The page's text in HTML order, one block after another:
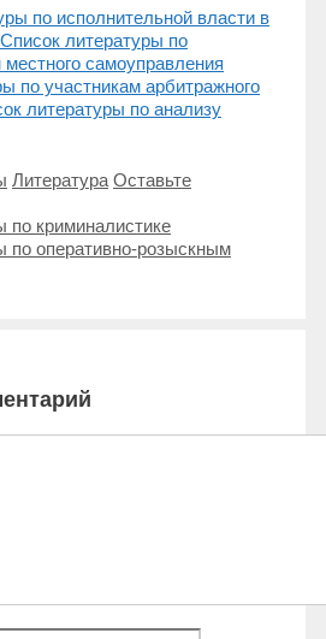
по исполнительной власти в
Список литературы по
самоуправления
по участникам арбитражного
литературы по анализу
Метки
Литература Оставьте
по криминалистике
по оперативно-розыскным